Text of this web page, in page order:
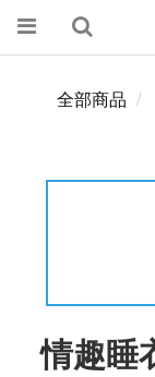
全部商品
情趣睡